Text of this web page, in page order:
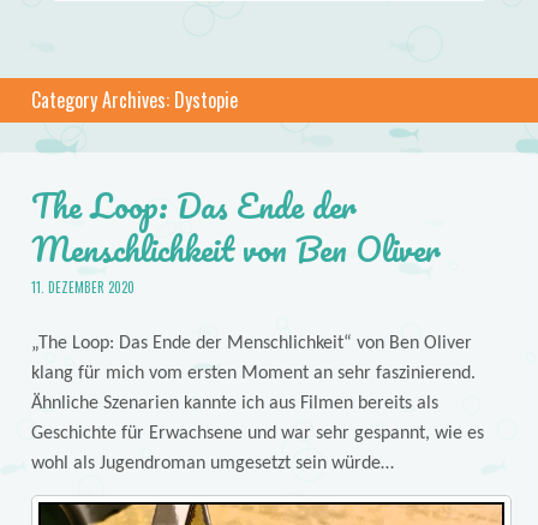
Category Archives: Dystopie
The Loop: Das Ende der
Menschlichkeit von Ben Oliver
11. DEZEMBER 2020
„The Loop: Das Ende der Menschlichkeit“ von Ben Oliver
klang für mich vom ersten Moment an sehr faszinierend.
Ähnliche Szenarien kannte ich aus Filmen bereits als
Geschichte für Erwachsene und war sehr gespannt, wie es
wohl als Jugendroman umgesetzt sein würde…